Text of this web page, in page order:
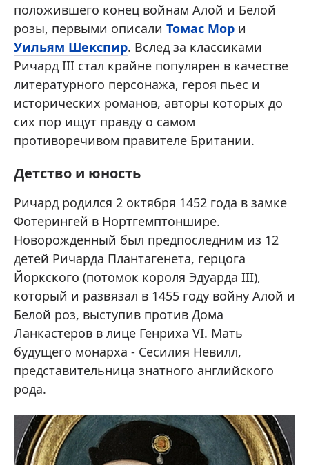
положившего конец войнам Алой и Белой
розы, первыми описали Томас Мор и
Уильям Шекспир. Вслед за классиками
Ричард III стал крайне популярен в качестве
литературного персонажа, героя пьес и
исторических романов, авторы которых до
сих пор ищут правду о самом
противоречивом правителе Британии.
Детство и юность
Ричард родился 2 октября 1452 года в замке
Фотерингей в Нортгемптоншире.
Новорожденный был предпоследним из 12
детей Ричарда Плантагенета, герцога
Йоркского (потомок короля Эдуарда III),
который и развязал в 1455 году войну Алой и
Белой роз, выступив против Дома
Ланкастеров в лице Генриха VI. Мать
будущего монарха - Сесилия Невилл,
представительница знатного английского
рода.